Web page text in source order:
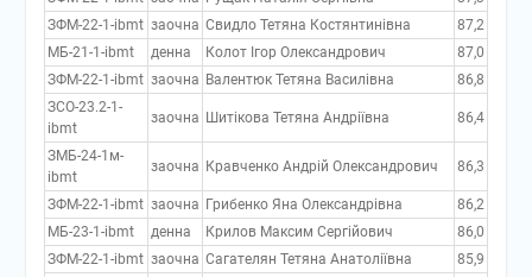
ЗФМ-22-1-ibmt заочна Свидло Тетяна Костянтинівна
87,2
МБ-21-1-ibmt
денна Колот Ігор Олександрович
87,0
ЗФМ-22-1-ibmt заочна Валентюк Тетяна Василівна
86,8
ЗСО-23.2-1-
ibmt
заочна Шитікова Тетяна Андріївна 86,4
ЗМБ-24-1м-
ibmt
заочна Кравченко Андрій Олександрович 86,3
ЗФМ-22-1-ibmt заочна Грибенко Яна Олександрівна
86,2
МБ-23-1-ibmt
денна Крилов Максим Сергійович
86,0
ЗФМ-22-1-ibmt заочна Сагателян Тетяна Анатоліївна
85,9